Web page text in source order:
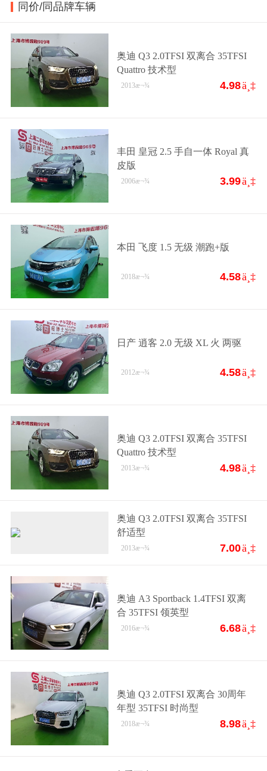
同价/同品牌车辆
奥迪 Q3 2.0TFSI 双离合 35TFSI
Quattro 技术型
4.98ä¸‡
2013æ¬¾
丰田 皇冠 2.5 手自一体 Royal 真
皮版
3.99ä¸‡
2006æ¬¾
本田 飞度 1.5 无级 潮跑+版
4.58ä¸‡
2018æ¬¾
日产 逍客 2.0 无级 XL 火 两驱
4.58ä¸‡
2012æ¬¾
奥迪 Q3 2.0TFSI 双离合 35TFSI
Quattro 技术型
4.98ä¸‡
2013æ¬¾
奥迪 Q3 2.0TFSI 双离合 35TFSI
舒适型
7.00ä¸‡
2013æ¬¾
奥迪 A3 Sportback 1.4TFSI 双离
合 35TFSI 领英型
6.68ä¸‡
2016æ¬¾
奥迪 Q3 2.0TFSI 双离合 30周年
年型 35TFSI 时尚型
8.98ä¸‡
2018æ¬¾